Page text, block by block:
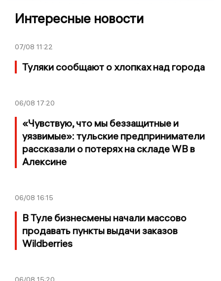
Интересные новости
07/08 11:22
Туляки сообщают о хлопках над города
06/08 17:20
«Чувствую, что мы беззащитные и
уязвимые»: тульские предприниматели
рассказали о потерях на складе WB в
Алексине
06/08 16:15
В Туле бизнесмены начали массово
продавать пункты выдачи заказов
Wildberries